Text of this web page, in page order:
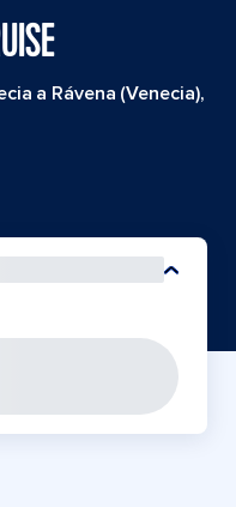
a Rávena (Venecia),